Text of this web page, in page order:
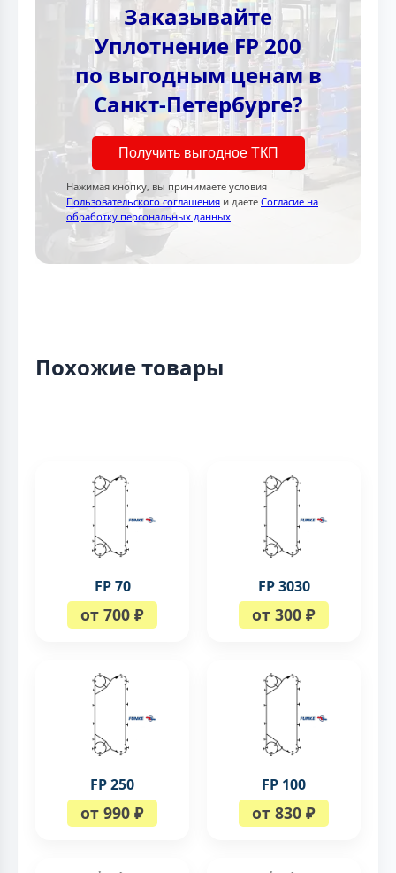
Заказывайте
Уплотнение FP 200
по выгодным ценам в
Санкт-Петербурге?
Получить выгодное ТКП
Нажимая кнопку, вы принимаете условия
Пользовательского соглашения и даете Согласие на
обработку персональных данных
Похожие товары
FP 70
от 700 ₽
FP 3030
от 300 ₽
FP 250
от 990 ₽
FP 100
от 830 ₽